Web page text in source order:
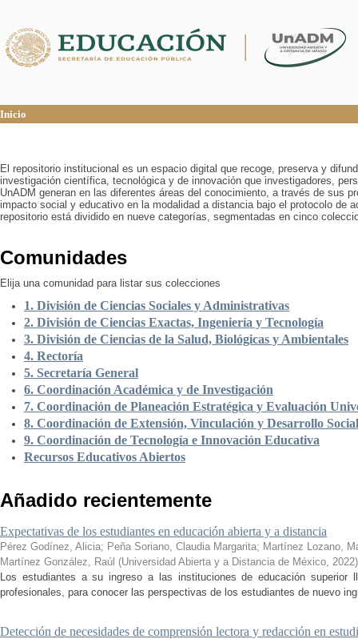
Inicio
El repositorio institucional es un espacio digital que recoge, preserva y
investigación científica, tecnológica y de innovación que investigadores,
UnADM generan en las diferentes áreas del conocimiento, a través de sus
impacto social y educativo en la modalidad a distancia bajo el protocolo de
repositorio está dividido en nueve categorías, segmentadas en cinco
Comunidades
Elija una comunidad para listar sus colecciones
1. División de Ciencias Sociales y Administrativas
2. División de Ciencias Exactas, Ingeniería y Tecnología
3. División de Ciencias de la Salud, Biológicas y Ambientales
4. Rectoría
5. Secretaría General
6. Coordinación Académica y de Investigación
7. Coordinación de Planeación Estratégica y Evaluación
8. Coordinación de Extensión, Vinculación y Desarrollo Social
9. Coordinación de Tecnología e Innovación Educativa
Recursos Educativos Abiertos
Añadido recientemente
Expectativas de los estudiantes en educación abierta y a distancia
Pérez Godínez, Alicia; Peña Soriano, Claudia Margarita; Martínez Lozano,
Martínez González, Raúl (Universidad Abierta y a Distancia de México, 2022)
Los estudiantes a su ingreso a las instituciones de educación superior
profesionales, para conocer las perspectivas de los estudiantes de nuevo
Detección de necesidades de comprensión lectora y redacción en